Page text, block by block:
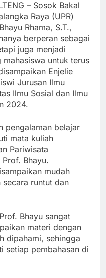
– Sosok Bakal
Raya (UPR)
Rhama, S.T.,
berperan sebagai
juga menjadi
untuk terus
Enjelie
Jurusan Ilmu
Ilmu Sosial dan Ilmu
2024.
pengalaman belajar
mata kuliah
Pariwisata
Bhayu.
mudah
secara runtut dan
Bhayu sangat
materi dengan
dipahami, sehingga
setiap pembahasan di